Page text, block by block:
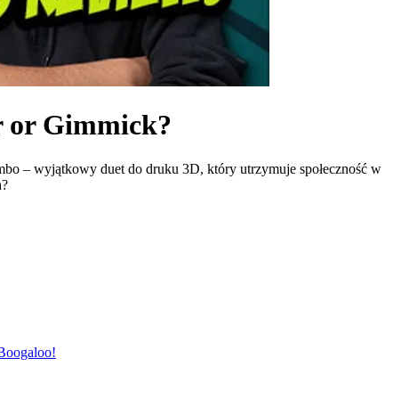
or Gimmick?
– wyjątkowy duet do druku 3D, który utrzymuje społeczność w